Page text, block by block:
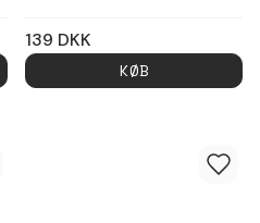
139 DKK
KØB